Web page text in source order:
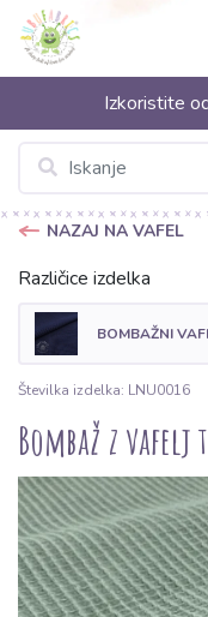
Izkoristite
NAZAJ NA VAFEL
Različice izdelka
BOMBAŽNI
Številka izdelka: LNU0016
Bombaž z